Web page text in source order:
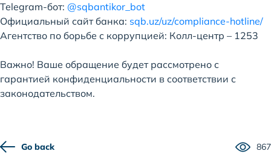
Telegram-бот: @sqbantikor_bot
Официальный сайт банка: sqb.uz/uz/compliance-hotline/
Агентство по борьбе с коррупцией: Колл-центр – 1253
Важно! Ваше обращение будет рассмотрено с
гарантией конфиденциальности в соответствии с
законодательством.
Go back 867